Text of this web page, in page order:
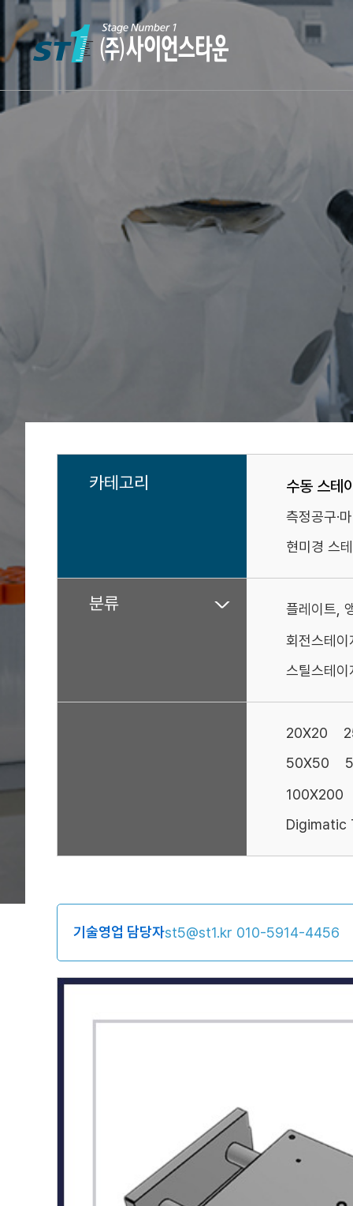
카테고리 수동 스테
측정공구·
현미경 스
분류
플레이트,
회전스테이
스틸스테이
20X20
50X50
100X200
Digimatic
기술영업 담당자st5@st1.kr 010-5914-4456